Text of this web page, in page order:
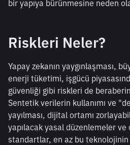
bir yapıya bürünmesine neden
Riskleri Neler?
Yapay zekanın yaygınlaşması,
enerji tüketimi, işgücü
güvenliği gibi riskleri de
Sentetik verilerin kullanımı ve
yayılması, dijital ortamı
yapılacak yasal düzenlemeler
standartlar, en az bu